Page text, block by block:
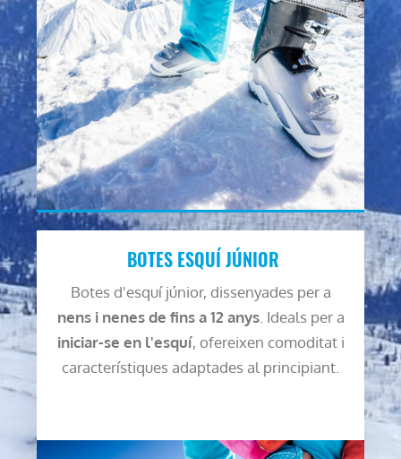
BOTES ESQUÍ JÚNIOR
Botes d'esquí júnior, dissenyades per a
nens i nenes de fins a 12 anys. Ideals per a
iniciar-se en l'esquí, ofereixen comoditat i
característiques adaptades al principiant.